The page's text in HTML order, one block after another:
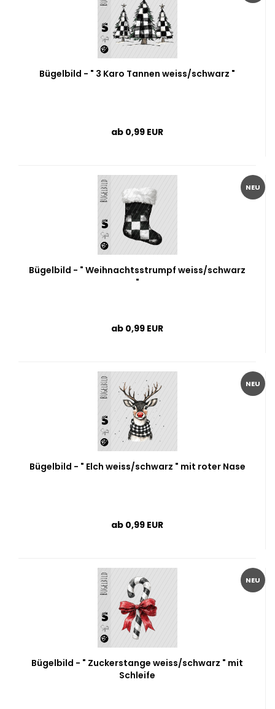
Bügelbild - " 3 Karo Tannen weiss/schwarz "
ab 0,99 EUR
NEU
Bügelbild - " Weihnachtsstrumpf weiss/schwarz
"
ab 0,99 EUR
NEU
Bügelbild - " Elch weiss/schwarz " mit roter Nase
ab 0,99 EUR
NEU
Bügelbild - " Zuckerstange weiss/schwarz " mit
Schleife